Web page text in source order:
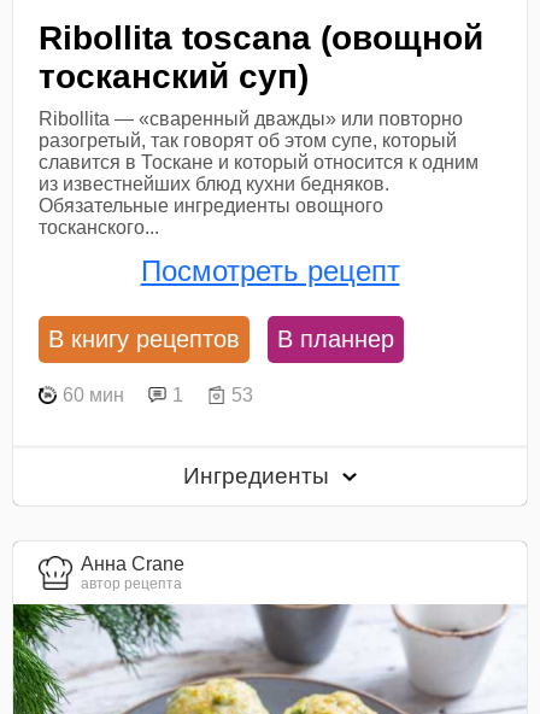
Ribollita toscana (овощной
тосканский суп)
Ribollita — «сваренный дважды» или повторно
разогретый, так говорят об этом супе, который
славится в Тоскане и который относится к одним
из известнейших блюд кухни бедняков.
Обязательные ингредиенты овощного
тосканского...
Посмотреть рецепт
В книгу рецептов В планнер
60 мин 1 53
Ингредиенты
Анна Crane
автор рецепта